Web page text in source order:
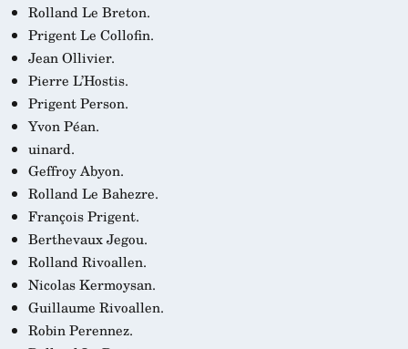
Rolland Le Breton.
Prigent Le Collofin.
Jean Ollivier.
Pierre L’Hostis.
Prigent Person.
Yvon Péan.
uinard.
Geffroy Abyon.
Rolland Le Bahezre.
François Prigent.
Berthevaux Jegou.
Rolland Rivoallen.
Nicolas Kermoysan.
Guillaume Rivoallen.
Robin Perennez.